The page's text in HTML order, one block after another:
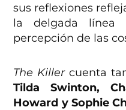
sus reflexiones
la delgada línea
percepción de las
The Killer cuenta
Tilda Swinton,
Howard y Sophie